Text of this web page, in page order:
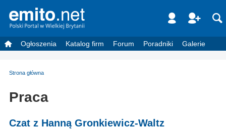
Ogłoszenia Katalog firm Forum Poradniki Galerie
Strona główna
Praca
Czat z Hanną Gronkiewicz-Waltz